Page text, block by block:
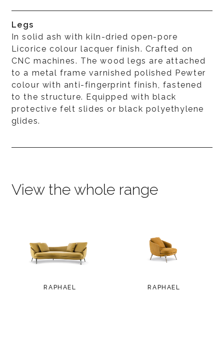
Legs
In solid ash with kiln-dried open-pore
Licorice colour lacquer finish. Crafted on
CNC machines. The wood legs are attached
to a metal frame varnished polished Pewter
colour with anti-fingerprint finish, fastened
to the structure. Equipped with black
protective felt slides or black polyethylene
glides.
View the whole range
RAPHAEL RAPHAEL